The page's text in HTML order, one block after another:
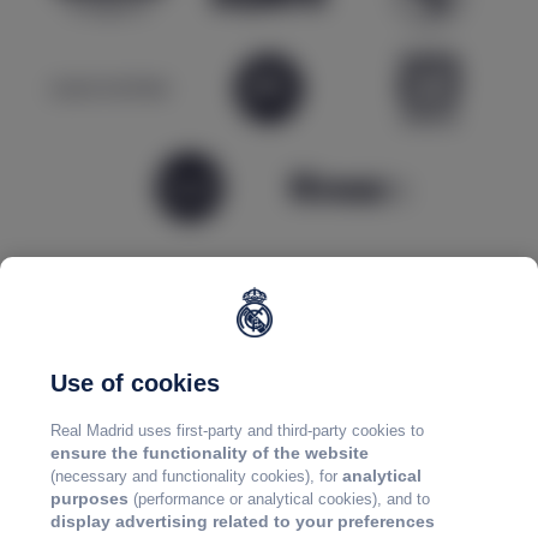
Use of cookies
Real Madrid uses first-party and third-party cookies to
ensure the functionality of the website
(necessary and functionality cookies), foranalytical
purposes (performance or analytical cookies), and to
display advertising related to your preferences